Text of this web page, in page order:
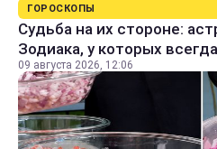
ГОРОСКОПЫ
Судьба на их стороне:
Зодиака, у которых
09 августа 2026, 12:06